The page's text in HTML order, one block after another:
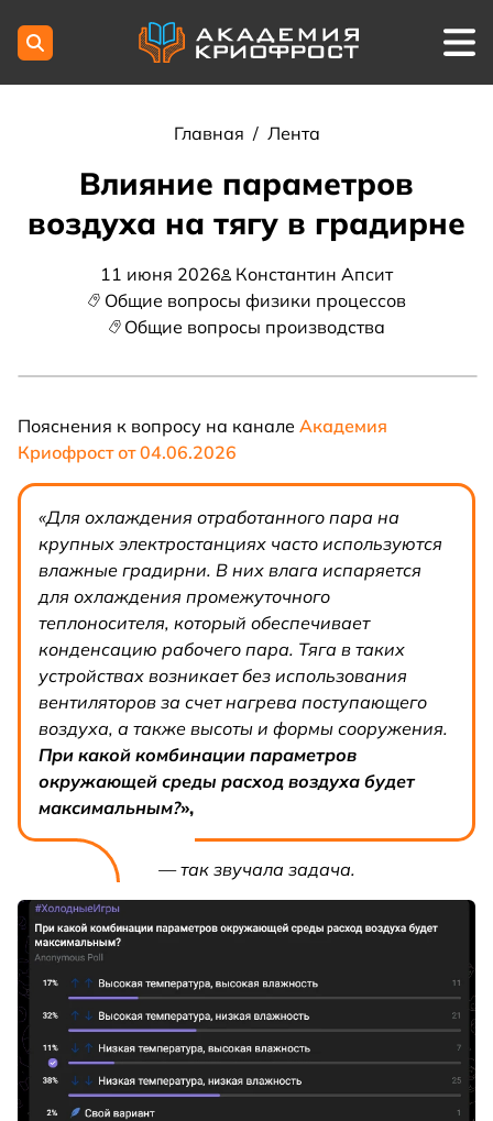
Главная / Лента
Влияние параметров
воздуха на тягу в градирне
11 июня 2026
Константин Апсит
Общие вопросы физики процессов
Общие вопросы производства
Пояснения к вопросу на канале Академия
Криофрост от 04.06.2026
«Для охлаждения отработанного пара на
крупных электростанциях часто используются
влажные градирни. В них влага испаряется
для охлаждения промежуточного
теплоносителя, который обеспечивает
конденсацию рабочего пара. Тяга в таких
устройствах возникает без использования
вентиляторов за счет нагрева поступающего
воздуха, а также высоты и формы сооружения.
При какой комбинации параметров
окружающей среды расход воздуха будет
максимальным?»,
— так звучала задача.